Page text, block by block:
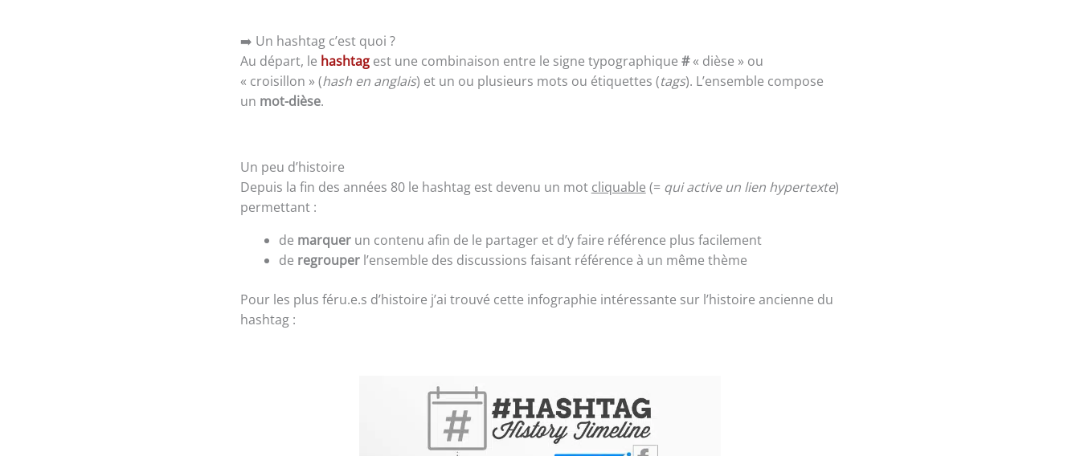
➡️ Un hashtag c’est quoi ?
Au départ, le hashtagest une combinaison entre le signe typographique #« dièse » ou
« croisillon » (hash en anglais) et un ou plusieurs mots ou étiquettes (tags). L’ensemble compose
un mot-dièse.
Un peu d’histoire
Depuis la fin des années 80 le hashtag est devenu un mot cliquable (= qui active un lien hypertexte)
permettant :
de marquerun contenu afin de le partager et d’y faire référence plus facilement
de regrouperl’ensemble des discussions faisant référence à un même thème
Pour les plus féru.e.s d’histoire j’ai trouvé cette infographie intéressante sur l’histoire ancienne du
hashtag :